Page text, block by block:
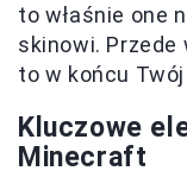
to właśnie one
skinowi. Przede
to w końcu
Kluczowe
Minecraft